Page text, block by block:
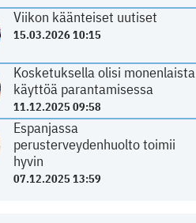
Viikon käänteiset uutiset
15.03.2026 10:15
Kosketuksella olisi monenlaista
käyttöä parantamisessa
11.12.2025 09:58
Espanjassa
perusterveydenhuolto toimii
hyvin
07.12.2025 13:59